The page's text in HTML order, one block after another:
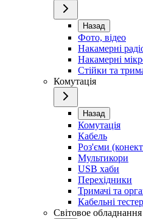
Назад
Фото, відео
Накамерні
Накамерні
Стійки та
Комутація
Назад
Комутація
Кабель
Роз'єми
Мультикори
USB хаби
Перехідники
Тримачі та
Кабельні
Світовое обладнання